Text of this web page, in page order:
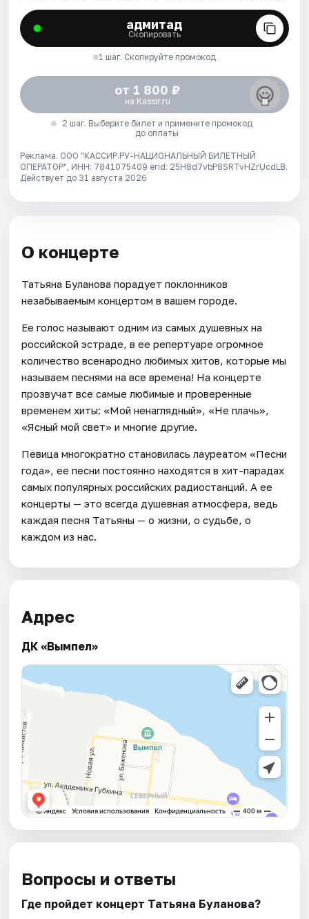
адмитад
Скопировать
1 шаг. Скопируйте промокод
от 1 800 ₽
на Kassir.ru
2 шаг. Выберите билет и примените промокод
до оплаты
Реклама. ООО "КАССИР.РУ-НАЦИОНАЛЬНЫЙ БИЛЕТНЫЙ
ОПЕРАТОР", ИНН: 7841075409 erid: 25H8d7vbP8SRTvHZrUcdLB.
Действует до 31 августа 2026
О концерте
Татьяна Буланова порадует поклонников
незабываемым концертом в вашем городе.
Ее голос называют одним из самых душевных на
российской эстраде, в ее репертуаре огромное
количество всенародно любимых хитов, которые мы
называем песнями на все времена! На концерте
прозвучат все самые любимые и проверенные
временем хиты: «Мой ненаглядный», «Не плачь»,
«Ясный мой свет» и многие другие.
Певица многократно становилась лауреатом «Песни
года», ее песни постоянно находятся в хит-парадах
самых популярных российских радиостанций. А ее
концерты — это всегда душевная атмосфера, ведь
каждая песня Татьяны — о жизни, о судьбе, о
каждом из нас.
Адрес
ДК «Вымпел»
Вопросы и ответы
Где пройдет концерт Татьяна Буланова?